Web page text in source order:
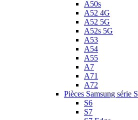
A50s
A52 4G
A52 5G
A52s 5G
A53
A54
A55
A7
A71
A72
Pièces Samsung série S
S6
S7